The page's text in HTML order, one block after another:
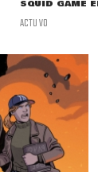
SQUID GAME
ACTU VO